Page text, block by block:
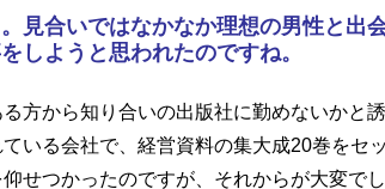
見合いではなかなか理想の男性と出
しようと思われたのですね。
方から知り合いの出版社に勤めないかと
いる会社で、経営資料の集大成20巻をセ
せつかったのですが、それからが大変で